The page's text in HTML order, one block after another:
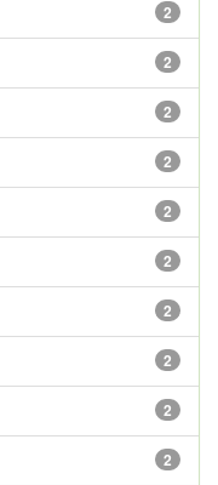
2
2
2
2
2
2
2
2
2
2